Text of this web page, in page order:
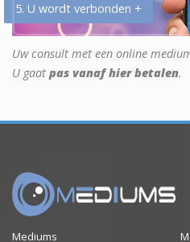
5. U wordt verbonden +
Uw consult met een online
U gaat pas vanaf hier betalen.
Mediums